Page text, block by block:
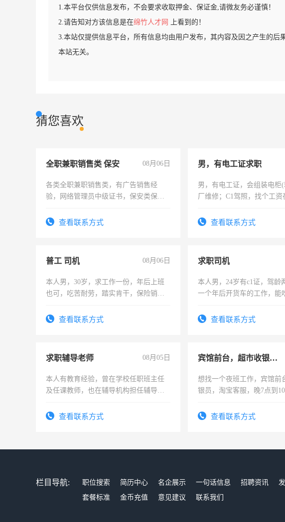
1.本平台仅供信息发布，不会要求收取押金、保证金,请微友务必谨慎！
2.请告知对方该信息是在绵竹人才网
上看到的！
3.本站仅提供信息平台，所有信息均由用户发布，其内容及因之产生的后
本站无关。
猜您喜欢
全职兼职销售类 保安 08月06日
各类全职兼职销售类，有广告销售经
验，网络管理员中级证书，保安类保安
有高低压电工证和十几年工作经验
查看联系方式
男，有电工证求职
男，有电工证，会组装电柜
厂维修；C1驾照，找个工资
电话查看联系方式
普工 司机 08月06日
本人男，30岁，求工作一份，年后上班
也可，吃苦耐劳，踏实肯干，保险销售
查看联系方式
求职司机
本人男，24岁有c1证，驾龄
一个年后开货车的工作，能
查看联系方式
求职辅导老师 08月05日
本人有教育经验，曾在学校任职班主任
及任课教师，也在辅导机构担任辅导教
查看联系方式
宾馆前台，超市收银员，淘宝客服
想找一个夜班工作，宾馆前
银员，淘宝客服，晚7点到
号同微信查看联系方式
栏目导航: 职位搜索 简历中心 名企展示 一句话信息 招聘资讯
套餐标准
金币充值 意见建议 联系我们